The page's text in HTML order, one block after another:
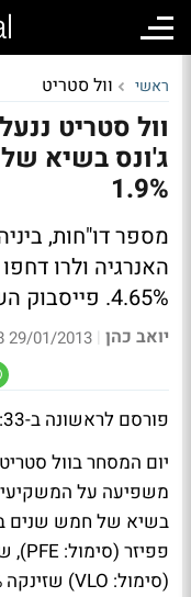
ראשי וול סטריט
וול סטריט
1.9%
מספר דו"חות,
האנרגיה ולרו
4.65%. פייסבוק השילה 5.17%
יואב כהן |
29/01/2013 23:58
פורסם לראשונה ב-15:33 29.01.2013
יום המסחר בוול
משפיעה על
בשיא של חמש שנים
(סימול: VLO) שזינקה 12.8%.